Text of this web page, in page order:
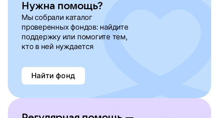
Нужна помощь?
Мы собрали каталог
проверенных фондов: найдите
поддержку или помогите тем,
кто в ней нуждается
Найти фонд